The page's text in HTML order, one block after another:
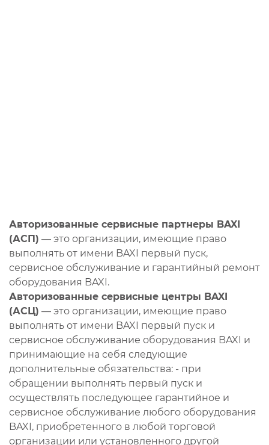
Авторизованные сервисные партнеры BAXI
(АСП) — это организации, имеющие право
выполнять от имени BAXI первый пуск,
сервисное обслуживание и гарантийный ремонт
оборудования BAXI.
Авторизованные сервисные центры BAXI
(АСЦ) — это организации, имеющие право
выполнять от имени BAXI первый пуск и
сервисное обслуживание оборудования BAXI и
принимающие на себя следующие
дополнительные обязательства: - при
обращении выполнять первый пуск и
осуществлять последующее гарантийное и
сервисное обслуживание любого оборудования
BAXI, приобретенного в любой торговой
организации или установленного другой